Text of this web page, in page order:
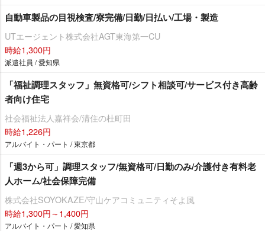
自動車製品の目視検査/寮完備/日勤/日払い/工場・製造
UTエージェント株式会社AGT東海第一CU
時給1,300円
派遣社員 / 愛知県
「福祉調理スタッフ」無資格可/シフト相談可/サービス付き高齢
者向け住宅
社会福祉法人嘉祥会/清住の杜町田
時給1,226円
アルバイト・パート / 東京都
「週3から可」調理スタッフ/無資格可/日勤のみ/介護付き有料老
人ホーム/社会保障完備
株式会社SOYOKAZE/守山ケアコミュニティそよ風
時給1,300円～1,400円
アルバイト・パート / 愛知県